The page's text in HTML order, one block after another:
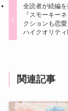
全読者が続編を
『スモーキー
クションも恋
ハイクオリテ
関連記事